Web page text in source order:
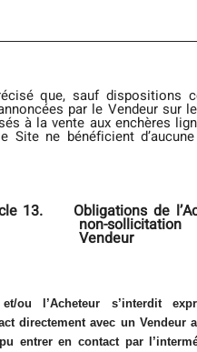
que, sauf dispositions
par le Vendeur sur
à la vente aux enchères
Site ne bénéficient
13. Obligations de
non-
Vendeur
et/ou l’Acheteur s’interdit
directement avec un Vendeur
entrer en contact par